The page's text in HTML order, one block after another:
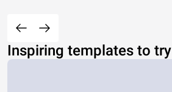
Inspiring templates to try